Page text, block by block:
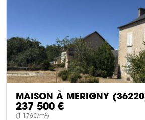
MAISON À MERIGNY
237 500 €
(1 176€/m²)